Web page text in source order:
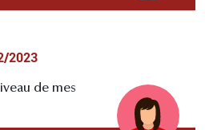
2023
de mes